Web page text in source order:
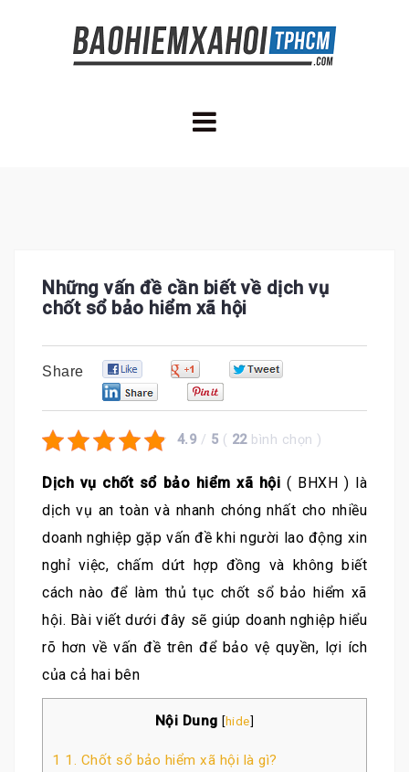
Những vấn đề cần biết về dịch vụ
chốt sổ bảo hiểm xã hội
Share
4.9 / 5 ( 22 bình chọn )
Dịch vụ chốt sổ bảo hiểm xã hội ( BHXH ) là
dịch vụ an toàn và nhanh chóng nhất cho nhiều
doanh nghiệp gặp vấn đề khi người lao động xin
nghỉ việc, chấm dứt hợp đồng và không biết
cách nào để làm thủ tục chốt sổ bảo hiểm xã
hội. Bài viết dưới đây sẽ giúp doanh nghiệp hiểu
rõ hơn về vấn đề trên để bảo vệ quyền, lợi ích
của cả hai bên
Nội Dung [hide]
1 1. Chốt sổ bảo hiểm xã hội là gì?